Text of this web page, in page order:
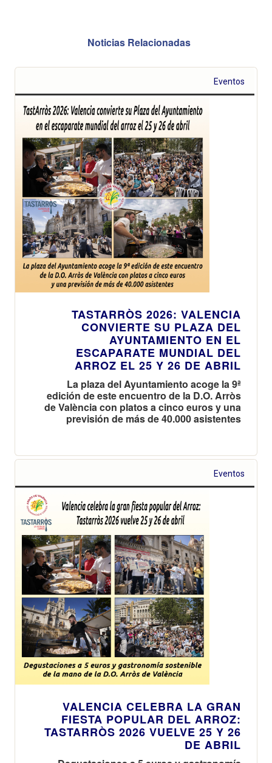
Noticias Relacionadas
Eventos
TASTARRÒS 2026: VALENCIA
CONVIERTE SU PLAZA DEL
AYUNTAMIENTO EN EL
ESCAPARATE MUNDIAL DEL
ARROZ EL 25 Y 26 DE ABRIL
La plaza del Ayuntamiento acoge la 9ª
edición de este encuentro de la D.O. Arròs
de València con platos a cinco euros y una
previsión de más de 40.000 asistentes
Eventos
VALENCIA CELEBRA LA GRAN
FIESTA POPULAR DEL ARROZ:
TASTARRÒS 2026 VUELVE 25 Y 26
DE ABRIL